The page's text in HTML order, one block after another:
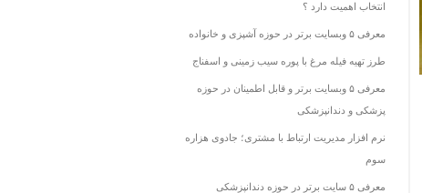
انتخاب اهمیت دارد ؟
معرفی ۵ وبسایت برتر در حوزه آشپزی و خانواده
طرز تهیه فیله مرغ با پوره سیب زمینی و اسفناج
معرفی ۵ وبسایت برتر و قابل اطمینان در حوزه
پزشکی و دندانپزشکی
نرم افزار مدیریت ارتباط با مشتری؛ جادوی هزاره
سوم
معرفی ۵ سایت برتر در حوزه دندانپزشکی